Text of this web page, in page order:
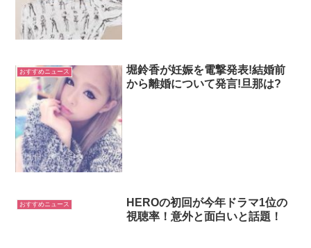
おすすめニュース
堀鈴香が妊娠を電撃発表!結婚前
から離婚について発言!旦那は?
おすすめニュース
HEROの初回が今年ドラマ1位の
視聴率！意外と面白いと話題！